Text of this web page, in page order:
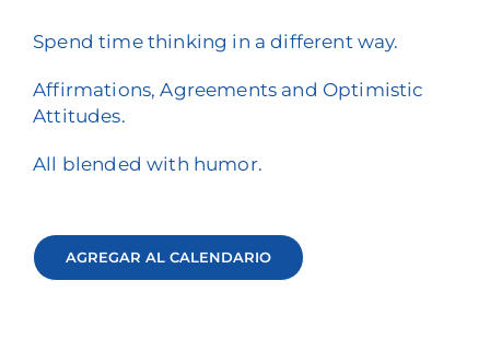
Spend time thinking in a different way.
Affirmations, Agreements and Optimistic
Attitudes.
All blended with humor.
AGREGAR AL CALENDARIO